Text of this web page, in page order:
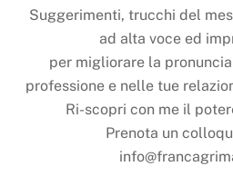
Suggerimenti, trucchi del
ad alta voce ed
per migliorare la
professione e nelle tue
Ri-scopri con me il
Prenota un